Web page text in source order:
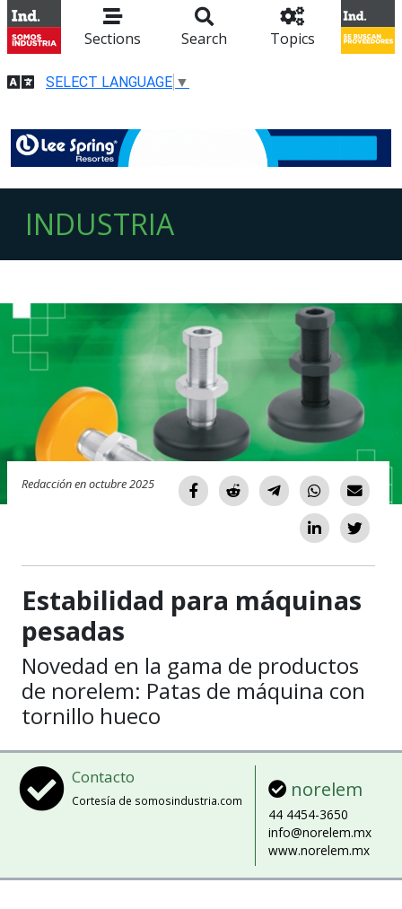
Sections Search Topics
SELECT LANGUAGE ▼
INDUSTRIA
Redacción en octubre 2025
Estabilidad para máquinas
pesadas
Novedad en la gama de productos
de norelem: Patas de máquina con
tornillo hueco
Contacto
Cortesía de somosindustria.com norelem
44 4454-3650
info@norelem.mx
www.norelem.mx